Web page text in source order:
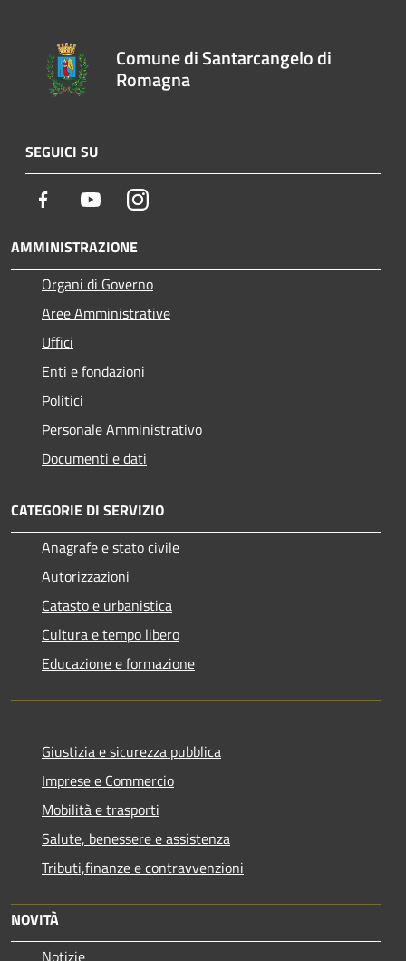
Comune di Santarcangelo di
Romagna
SEGUICI SU
Facebook YoutubeInstagram
AMMINISTRAZIONE
Organi di Governo
Aree Amministrative
Uffici
Enti e fondazioni
Politici
Personale Amministrativo
Documenti e dati
CATEGORIE DI SERVIZIO
Anagrafe e stato civile
Autorizzazioni
Catasto e urbanistica
Cultura e tempo libero
Educazione e formazione
Giustizia e sicurezza pubblica
Imprese e Commercio
Mobilità e trasporti
Salute, benessere e assistenza
Tributi,finanze e contravvenzioni
NOVITÀ
Notizie